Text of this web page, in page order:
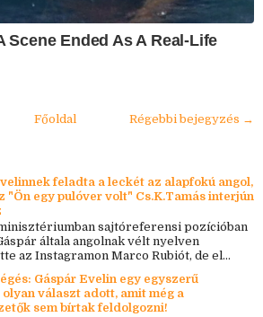
Scene Ended As A Real-Life
Régebbi bejegyzés →
Főoldal
feladta a leckét az alapfokú angol,
"Ön egy pulóver volt" Cs.K.Tamás interjún
sajtóreferensi pozícióban
általa angolnak vélt nyelven
az Instagramon Marco Rubiót, de el...
Gáspár Evelin egy egyszerű
választ adott, amit még a
sem bírtak feldolgozni!